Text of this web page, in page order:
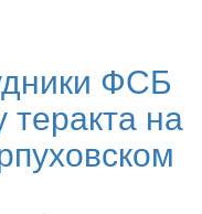
ФСБ
теракта на